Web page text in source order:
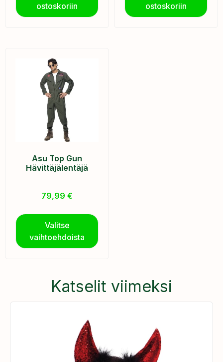
ostoskoriin
ostoskoriin
Asu Top Gun
Hävittäjälentäjä
79,99 €
Valitse
vaihtoehdoista
Katselit viimeksi